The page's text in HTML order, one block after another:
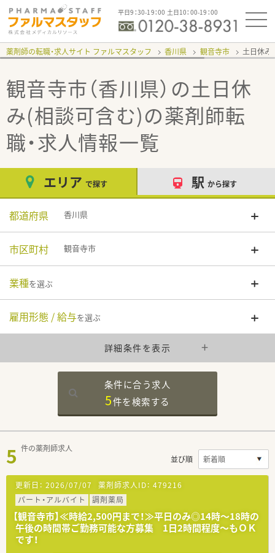
平日9：30-19：00 土日10：00-19：00
薬剤師の転職・求人サイト ファルマスタッフ 香川県 観音寺市 土日休
観音寺市（香川県）の土日休
み(相談可含む)の薬剤師転
職・求人情報一覧
エリア で探す 駅 から探す
都道府県 香川県
市区町村 観音寺市
業種を選ぶ
雇用形態 / 給与を選ぶ
詳細条件を表示
条件に合う求人
5件を検索する
5 件の薬剤師求人
並び順
更新日： 2026/07/07 薬剤師求人ID： 479216
パート・アルバイト
調剤薬局
【観音寺市】≪時給2,500円まで！≫平日のみ◎14時～18時の
午後の時間帯ご勤務可能な方募集 1日2時間程度～もＯＫ
です！